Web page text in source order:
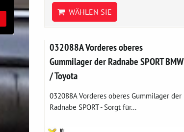
WÄHLEN SIE
032088A Vorderes oberes
Gummilager der Radnabe SPORT BMW
/ Toyota
032088A Vorderes oberes Gummilager der
Radnabe SPORT - Sorgt für...